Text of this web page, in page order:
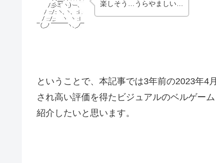
楽しそう…うらやましい…
ということで、本記事では3年前の2023年4
され高い評価を得たビジュアルのベルゲーム
紹介したいと思います。